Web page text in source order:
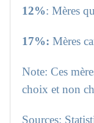
12%: Mères
17%:Mères
Note: Ces
choix et non
Sources: